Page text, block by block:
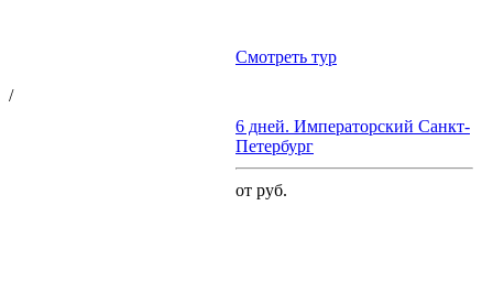
Cмотреть тур
/
6 дней. Императорский Санкт-
Петербург
от руб.